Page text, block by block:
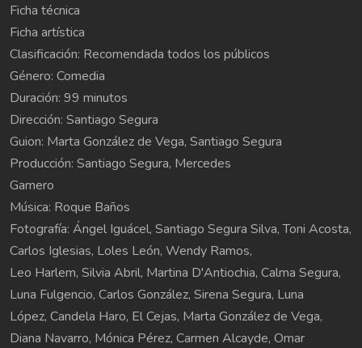
Ficha técnica
Ficha artística
Clasificación: Recomendada todos los públicos
Género: Comedia
Duración: 99 minutos
Dirección: Santiago Segura
Guion: Marta González de Vega, Santiago Segura
Producción: Santiago Segura, Mercedes
Gamero
Música: Roque Baños
Fotografía: Ángel Iguácel, Santiago Segura Silva, Toni Acosta,
Carlos Iglesias, Loles León, Wendy Ramos,
Leo Harlem, Silvia Abril, Martina D'Antiochia, Calma Segura,
Luna Fulgencio, Carlos González, Sirena Segura, Luna
López, Candela Haro, El Cejas, Marta González de Vega,
Diana Navarro, Mónica Pérez, Carmen Alcayde, Omar